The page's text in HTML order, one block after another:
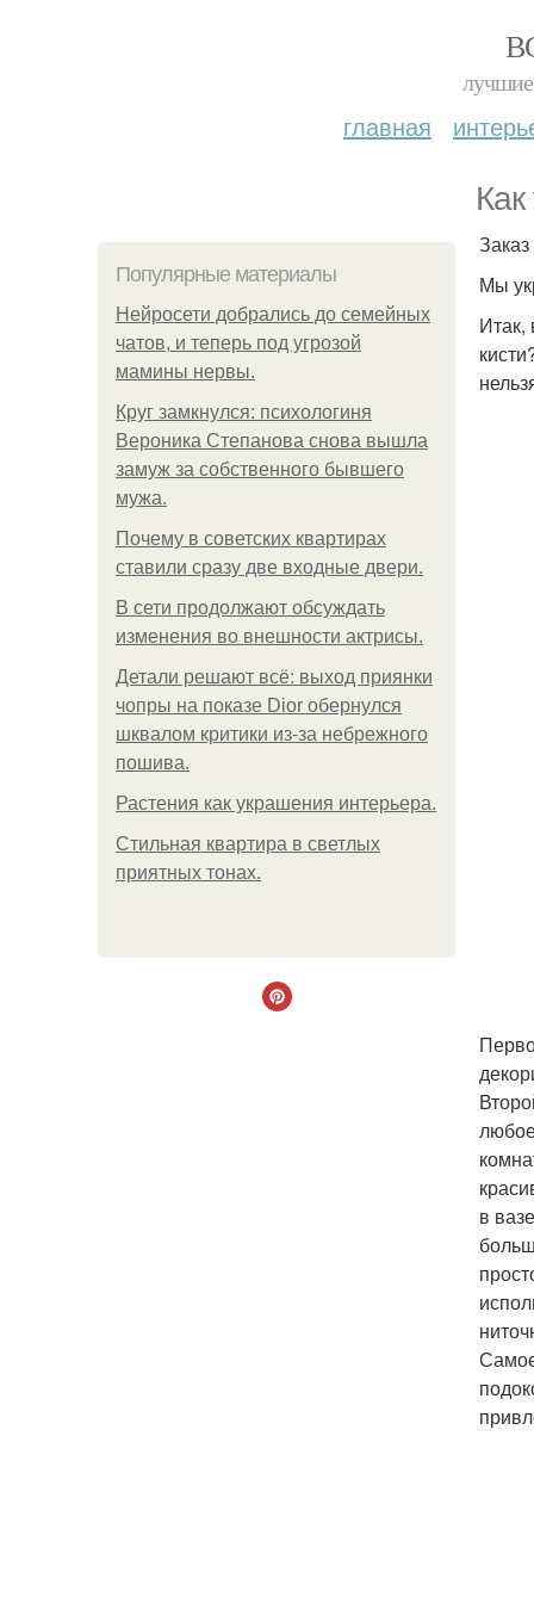
лучшие
главная
Популярные материалы
Нейросети добрались до семейных
чатов, и теперь под угрозой
мамины нервы.
Круг замкнулся: психологиня
Вероника Степанова снова вышла
замуж за собственного бывшего
мужа.
Почему в советских квартирах
ставили сразу две входные двери.
В сети продолжают обсуждать
изменения во внешности актрисы.
Детали решают всё: выход приянки
чопры на показе Dior обернулся
шквалом критики из-за небрежного
пошива.
Растения как украшения интерьера.
Стильная квартира в светлых
приятных тонах.
Мы
Итак,
в